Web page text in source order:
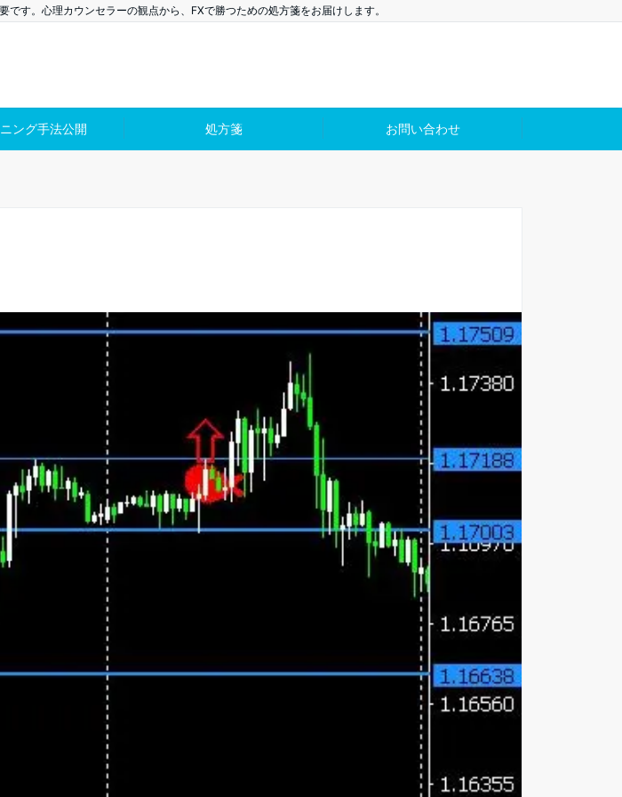
す。心理カウンセラーの観点から、FXで勝つための処方箋をお届けします。
ング手法公開 処方箋 お問い合わせ